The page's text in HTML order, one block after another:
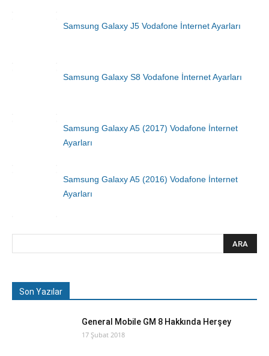
Samsung Galaxy J5 Vodafone İnternet Ayarları
Samsung Galaxy S8 Vodafone İnternet Ayarları
Samsung Galaxy A5 (2017) Vodafone İnternet
Ayarları
Samsung Galaxy A5 (2016) Vodafone İnternet
Ayarları
Son Yazılar
General Mobile GM 8 Hakkında Herşey
17 Şubat 2018